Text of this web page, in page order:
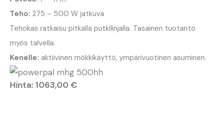
Teho: 275 – 500 W jatkuva
Tehokas ratkaisu pitkällä putkilinjalla. Tasainen tuotanto
myös talvella.
Kenelle: aktiivinen mökkikäyttö, ympärivuotinen asuminen.
Hinta: 1063,00 €